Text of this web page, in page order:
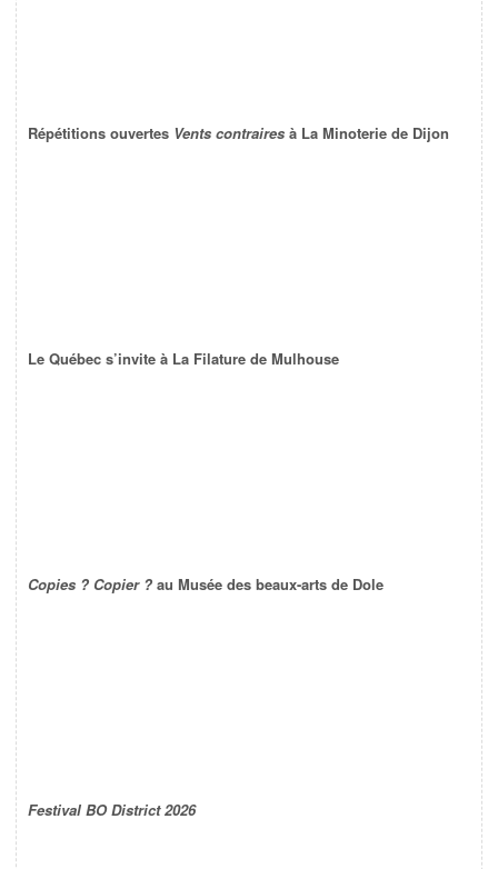
Répétitions ouvertes Vents contraires à La Minoterie de Dijon
Le Québec s’invite à La Filature de Mulhouse
Copies ? Copier ? au Musée des beaux-arts de Dole
Festival BO District 2026